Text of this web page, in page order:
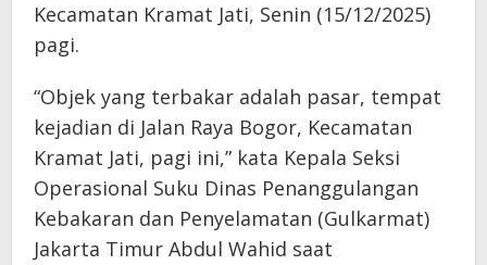
Kecamatan Kramat Jati, Senin (15/12/2025)
pagi.
“Objek yang terbakar adalah pasar, tempat
kejadian di Jalan Raya Bogor, Kecamatan
Kramat Jati, pagi ini,” kata Kepala Seksi
Operasional Suku Dinas Penanggulangan
Kebakaran dan Penyelamatan (Gulkarmat)
Jakarta Timur Abdul Wahid saat